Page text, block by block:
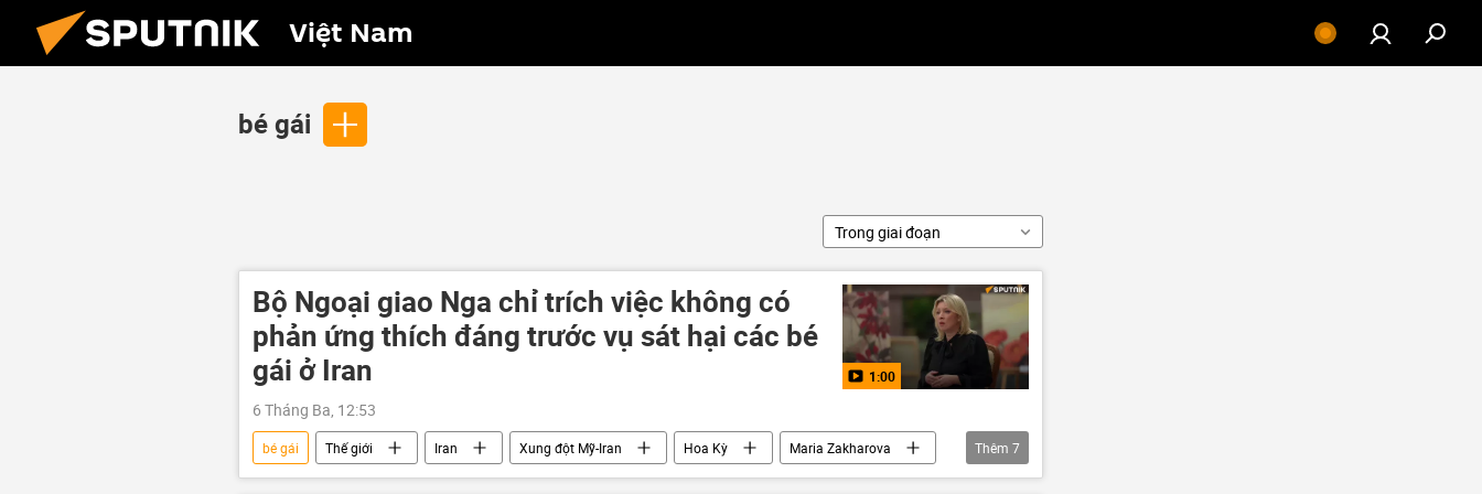
Việt Nam
bé gái
Trong giai đoạn
Bộ Ngoại giao Nga chỉ trích việc không có
phản ứng thích đáng trước vụ sát hại các bé
gái ở Iran
1:00
6 Tháng Ba, 12:53
bé gái Thế giới Iran Xung đột Mỹ-Iran Hoa Kỳ
Maria Zakharova
Israel
Leo thang căng thẳng giữa Israel và Iran vụ sát hại
trường học
Thêm 7